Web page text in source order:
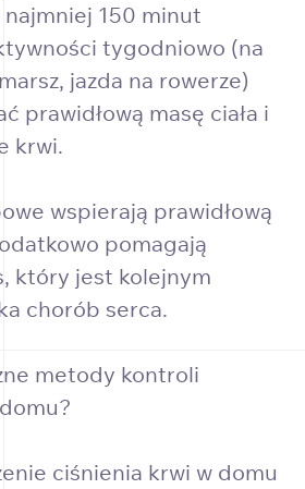
najmniej 150 minut
tygodniowo (na
jazda na rowerze)
prawidłową masę ciała i
krwi.
wspierają prawidłową
pomagają
który jest kolejnym
chorób serca.
metody kontroli
ciśnienia krwi w domu